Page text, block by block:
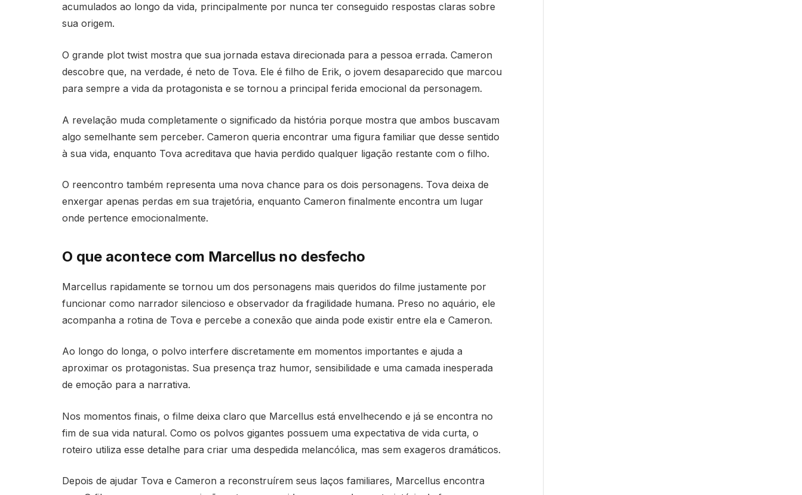
acumulados ao longo da vida, principalmente por nunca ter conseguido respostas claras sobre
sua origem.
O grande plot twist mostra que sua jornada estava direcionada para a pessoa errada. Cameron
descobre que, na verdade, é neto de Tova. Ele é filho de Erik, o jovem desaparecido que marcou
para sempre a vida da protagonista e se tornou a principal ferida emocional da personagem.
A revelação muda completamente o significado da história porque mostra que ambos buscavam
algo semelhante sem perceber. Cameron queria encontrar uma figura familiar que desse sentido
à sua vida, enquanto Tova acreditava que havia perdido qualquer ligação restante com o filho.
O reencontro também representa uma nova chance para os dois personagens. Tova deixa de
enxergar apenas perdas em sua trajetória, enquanto Cameron finalmente encontra um lugar
onde pertence emocionalmente.
O que acontece com Marcellus no desfecho
Marcellus rapidamente se tornou um dos personagens mais queridos do filme justamente por
funcionar como narrador silencioso e observador da fragilidade humana. Preso no aquário, ele
acompanha a rotina de Tova e percebe a conexão que ainda pode existir entre ela e Cameron.
Ao longo do longa, o polvo interfere discretamente em momentos importantes e ajuda a
aproximar os protagonistas. Sua presença traz humor, sensibilidade e uma camada inesperada
de emoção para a narrativa.
Nos momentos finais, o filme deixa claro que Marcellus está envelhecendo e já se encontra no
fim de sua vida natural. Como os polvos gigantes possuem uma expectativa de vida curta, o
roteiro utiliza esse detalhe para criar uma despedida melancólica, mas sem exageros dramáticos.
Depois de ajudar Tova e Cameron a reconstruírem seus laços familiares, Marcellus encontra